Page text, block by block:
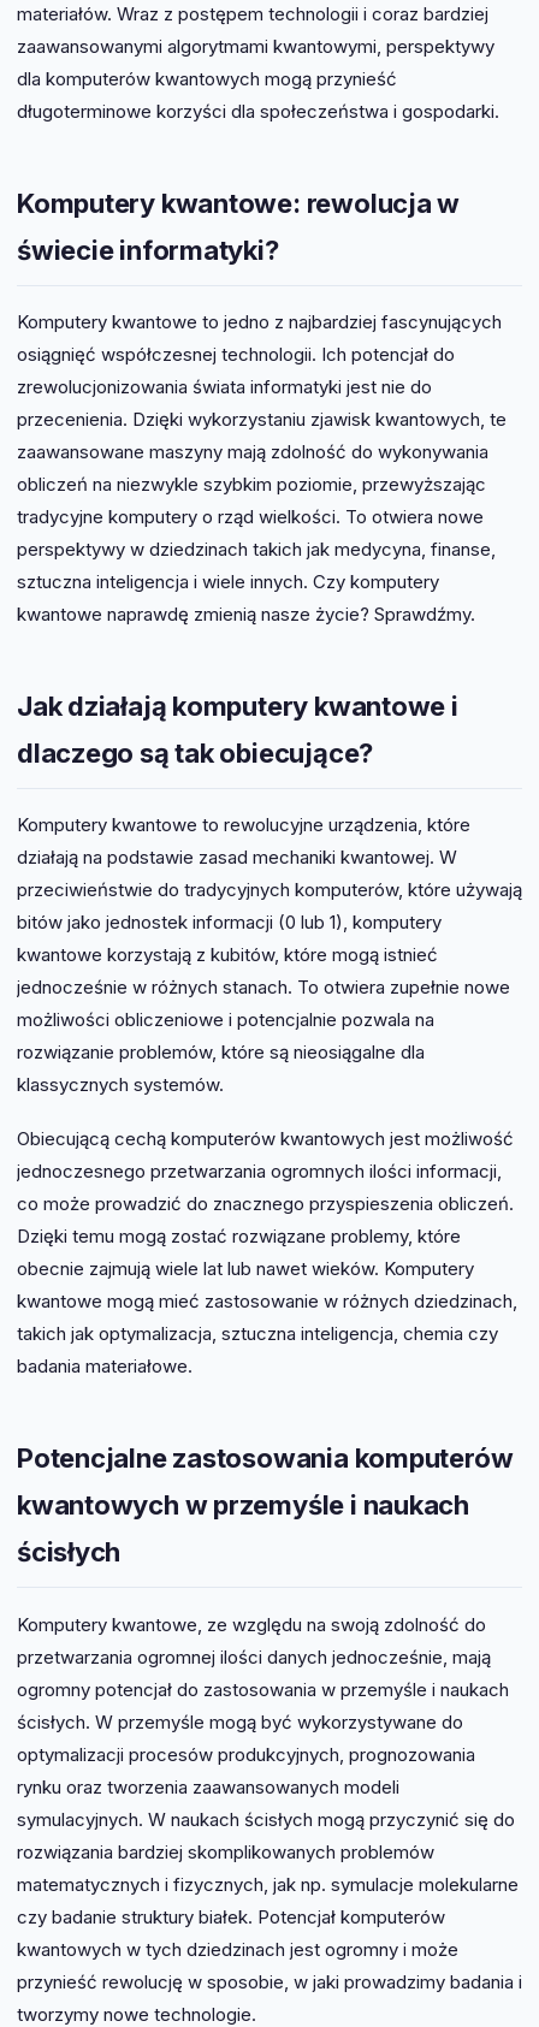
materiałów. Wraz z postępem technologii i coraz bardziej
zaawansowanymi algorytmami kwantowymi, perspektywy
dla komputerów kwantowych mogą przynieść
długoterminowe korzyści dla społeczeństwa i gospodarki.
Komputery kwantowe: rewolucja w
świecie informatyki?
Komputery kwantowe to jedno z najbardziej fascynujących
osiągnięć współczesnej technologii. Ich potencjał do
zrewolucjonizowania świata informatyki jest nie do
przecenienia. Dzięki wykorzystaniu zjawisk kwantowych, te
zaawansowane maszyny mają zdolność do wykonywania
obliczeń na niezwykle szybkim poziomie, przewyższając
tradycyjne komputery o rząd wielkości. To otwiera nowe
perspektywy w dziedzinach takich jak medycyna, finanse,
sztuczna inteligencja i wiele innych. Czy komputery
kwantowe naprawdę zmienią nasze życie? Sprawdźmy.
Jak działają komputery kwantowe i
dlaczego są tak obiecujące?
Komputery kwantowe to rewolucyjne urządzenia, które
działają na podstawie zasad mechaniki kwantowej. W
przeciwieństwie do tradycyjnych komputerów, które używają
bitów jako jednostek informacji (0 lub 1), komputery
kwantowe korzystają z kubitów, które mogą istnieć
jednocześnie w różnych stanach. To otwiera zupełnie nowe
możliwości obliczeniowe i potencjalnie pozwala na
rozwiązanie problemów, które są nieosiągalne dla
klassycznych systemów.
Obiecującą cechą komputerów kwantowych jest możliwość
jednoczesnego przetwarzania ogromnych ilości informacji,
co może prowadzić do znacznego przyspieszenia obliczeń.
Dzięki temu mogą zostać rozwiązane problemy, które
obecnie zajmują wiele lat lub nawet wieków. Komputery
kwantowe mogą mieć zastosowanie w różnych dziedzinach,
takich jak optymalizacja, sztuczna inteligencja, chemia czy
badania materiałowe.
Potencjalne zastosowania komputerów
kwantowych w przemyśle i naukach
ścisłych
Komputery kwantowe, ze względu na swoją zdolność do
przetwarzania ogromnej ilości danych jednocześnie, mają
ogromny potencjał do zastosowania w przemyśle i naukach
ścisłych. W przemyśle mogą być wykorzystywane do
optymalizacji procesów produkcyjnych, prognozowania
rynku oraz tworzenia zaawansowanych modeli
symulacyjnych. W naukach ścisłych mogą przyczynić się do
rozwiązania bardziej skomplikowanych problemów
matematycznych i fizycznych, jak np. symulacje molekularne
czy badanie struktury białek. Potencjał komputerów
kwantowych w tych dziedzinach jest ogromny i może
przynieść rewolucję w sposobie, w jaki prowadzimy badania i
tworzymy nowe technologie.